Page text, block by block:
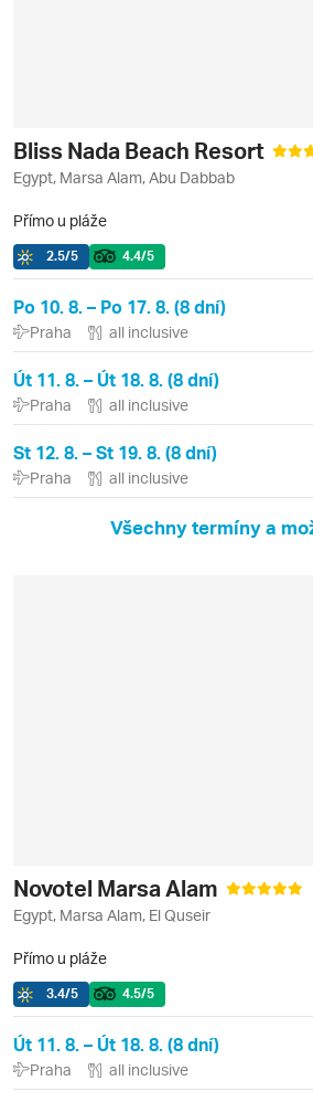
Bliss Nada Beach Resort
Egypt, Marsa Alam, Abu Dabbab
Přímo u pláže
2.5/5 4.4/5
Po 10. 8. – Po 17. 8. (8 dní)
Praha all inclusive
Út 11. 8. – Út 18. 8. (8 dní)
Praha all inclusive
St 12. 8. – St 19. 8. (8 dní)
Praha all inclusive
Všechny termíny a
Novotel Marsa Alam
Egypt, Marsa Alam, El Quseir
Přímo u pláže
3.4/5 4.5/5
Út 11. 8. – Út 18. 8. (8 dní)
Praha all inclusive